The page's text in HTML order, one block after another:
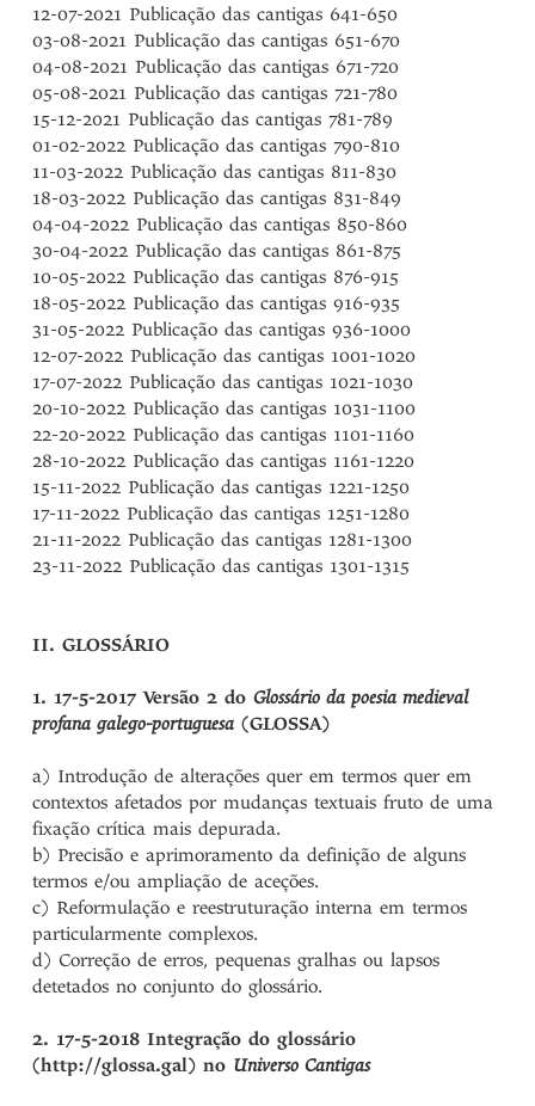
12-07-2021 Publicação das cantigas 641-650
03-08-2021 Publicação das cantigas 651-670
04-08-2021 Publicação das cantigas 671-720
05-08-2021 Publicação das cantigas 721-780
15-12-2021 Publicação das cantigas 781-789
01-02-2022 Publicação das cantigas 790-810
11-03-2022 Publicação das cantigas 811-830
18-03-2022 Publicação das cantigas 831-849
04-04-2022 Publicação das cantigas 850-860
30-04-2022 Publicação das cantigas 861-875
10-05-2022 Publicação das cantigas 876-915
18-05-2022 Publicação das cantigas 916-935
31-05-2022 Publicação das cantigas 936-1000
12-07-2022 Publicação das cantigas 1001-1020
17-07-2022 Publicação das cantigas 1021-1030
20-10-2022 Publicação das cantigas 1031-1100
22-20-2022 Publicação das cantigas 1101-1160
28-10-2022 Publicação das cantigas 1161-1220
15-11-2022 Publicação das cantigas 1221-1250
17-11-2022 Publicação das cantigas 1251-1280
21-11-2022 Publicação das cantigas 1281-1300
23-11-2022 Publicação das cantigas 1301-1315
II. GLOSSÁRIO
1. 17-5-2017 Versão 2 doGlossário da poesia medieval
profana galego-portuguesa (GLOSSA)
a) Introdução de alterações quer em termos quer em
contextos afetados por mudanças textuais fruto de uma
fixação crítica mais depurada.
b) Precisão e aprimoramento da definição de alguns
termos e/ou ampliação de aceções.
c) Reformulação e reestruturação interna em termos
particularmente complexos.
d) Correção de erros, pequenas gralhas ou lapsos
detetados no conjunto do glossário.
2. 17-5-2018 Integração do glossário
(http://glossa.gal) no Universo Cantigas